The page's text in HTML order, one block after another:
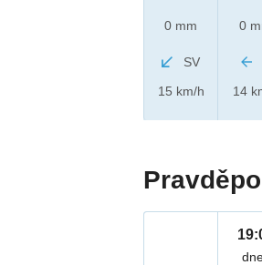
0 mm
SV
15 km/h
0
14